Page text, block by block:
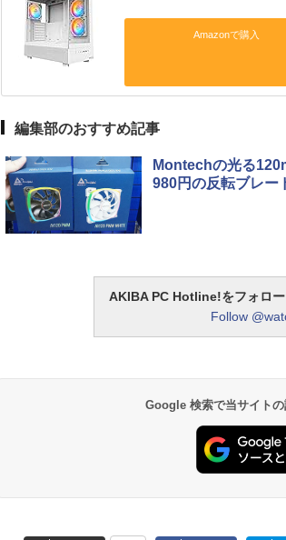
Amazonで購入
編集部のおすすめ記事
Montechの光る
980円の反転ブレー
AKIBA PC Hotline!をフォロー
Follow
Google 検索で当サイト